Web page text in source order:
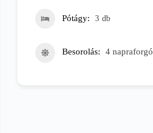
Pótágy 3 db
Besorolás 4 napraforgó